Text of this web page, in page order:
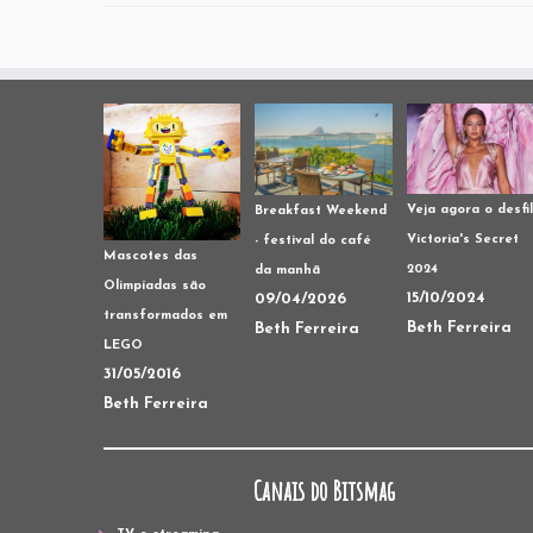
Mascotes das
Olimpíadas são
transformados em
LEGO
31/05/2016
Beth Ferreira
Breakfast Weekend
- festival do café
da manhã
09/04/2026
Beth Ferreira
Veja agora o
Victoria's Secret
2024
15/10/2024
Beth Ferreira
Canais do Bitsmag